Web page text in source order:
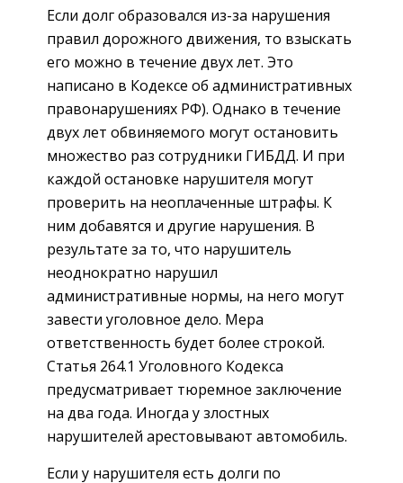
Если долг образовался из-за нарушения
правил дорожного движения, то взыскать
его можно в течение двух лет. Это
написано в Кодексе об административных
правонарушениях РФ). Однако в течение
двух лет обвиняемого могут остановить
множество раз сотрудники ГИБДД. И при
каждой остановке нарушителя могут
проверить на неоплаченные штрафы. К
ним добавятся и другие нарушения. В
результате за то, что нарушитель
неоднократно нарушил
административные нормы, на него могут
завести уголовное дело. Мера
ответственность будет более строкой.
Статья 264.1 Уголовного Кодекса
предусматривает тюремное заключение
на два года. Иногда у злостных
нарушителей арестовывают автомобиль.
Если у нарушителя есть долги по